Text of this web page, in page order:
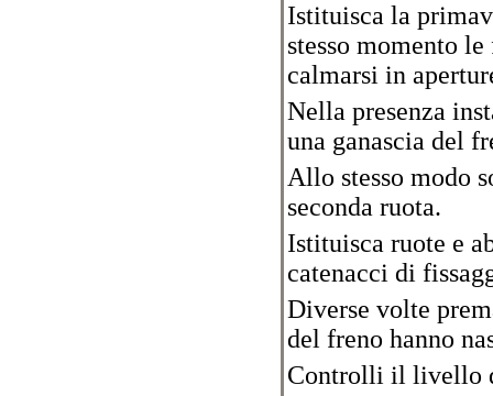
Istituisca la
stesso momento
calmarsi in
Nella presenza
una ganascia del
Allo stesso modo
seconda ruota.
Istituisca ruote e
catenacci di
Diverse volte
del freno hanno
Controlli il livello